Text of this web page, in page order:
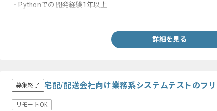
・Pythonでの開発経験1年以上
詳細を見る
募集終了 宅配/配送会社向け業務系システムテストのフ
リモートOK